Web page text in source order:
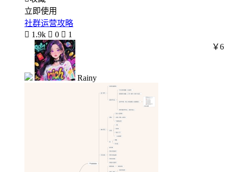
立即使用
社群运营攻略
 1.9k  0  1
Rainy
￥6